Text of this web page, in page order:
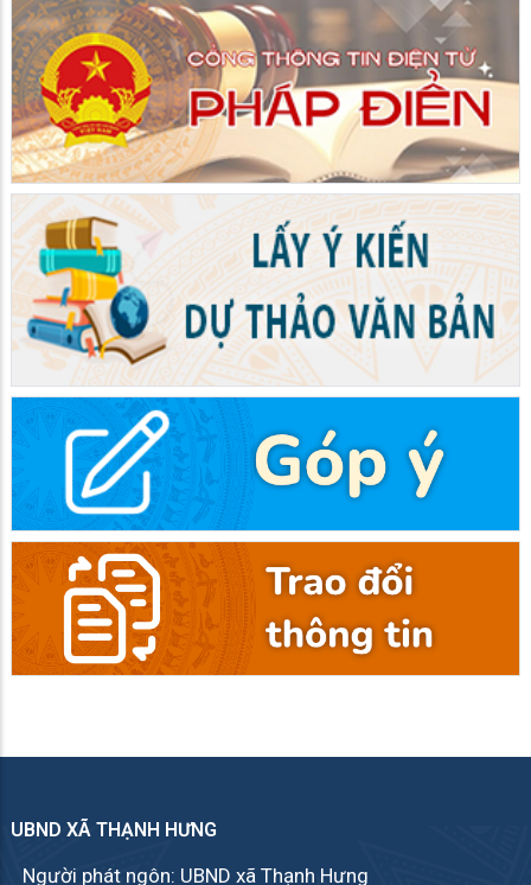
UBND XÃ THẠNH HƯNG
Người phát ngôn: UBND xã Thạnh Hưng